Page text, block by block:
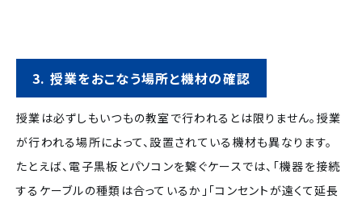
3. 授業をおこなう場所と機材の確認
授業は必ずしもいつもの教室で行われるとは限りません。授業
が行われる場所によって、設置されている機材も異なります。
たとえば、電子黒板とパソコンを繋ぐケースでは、「機器を接続
するケーブルの種類は合っているか」「コンセントが遠くて延長